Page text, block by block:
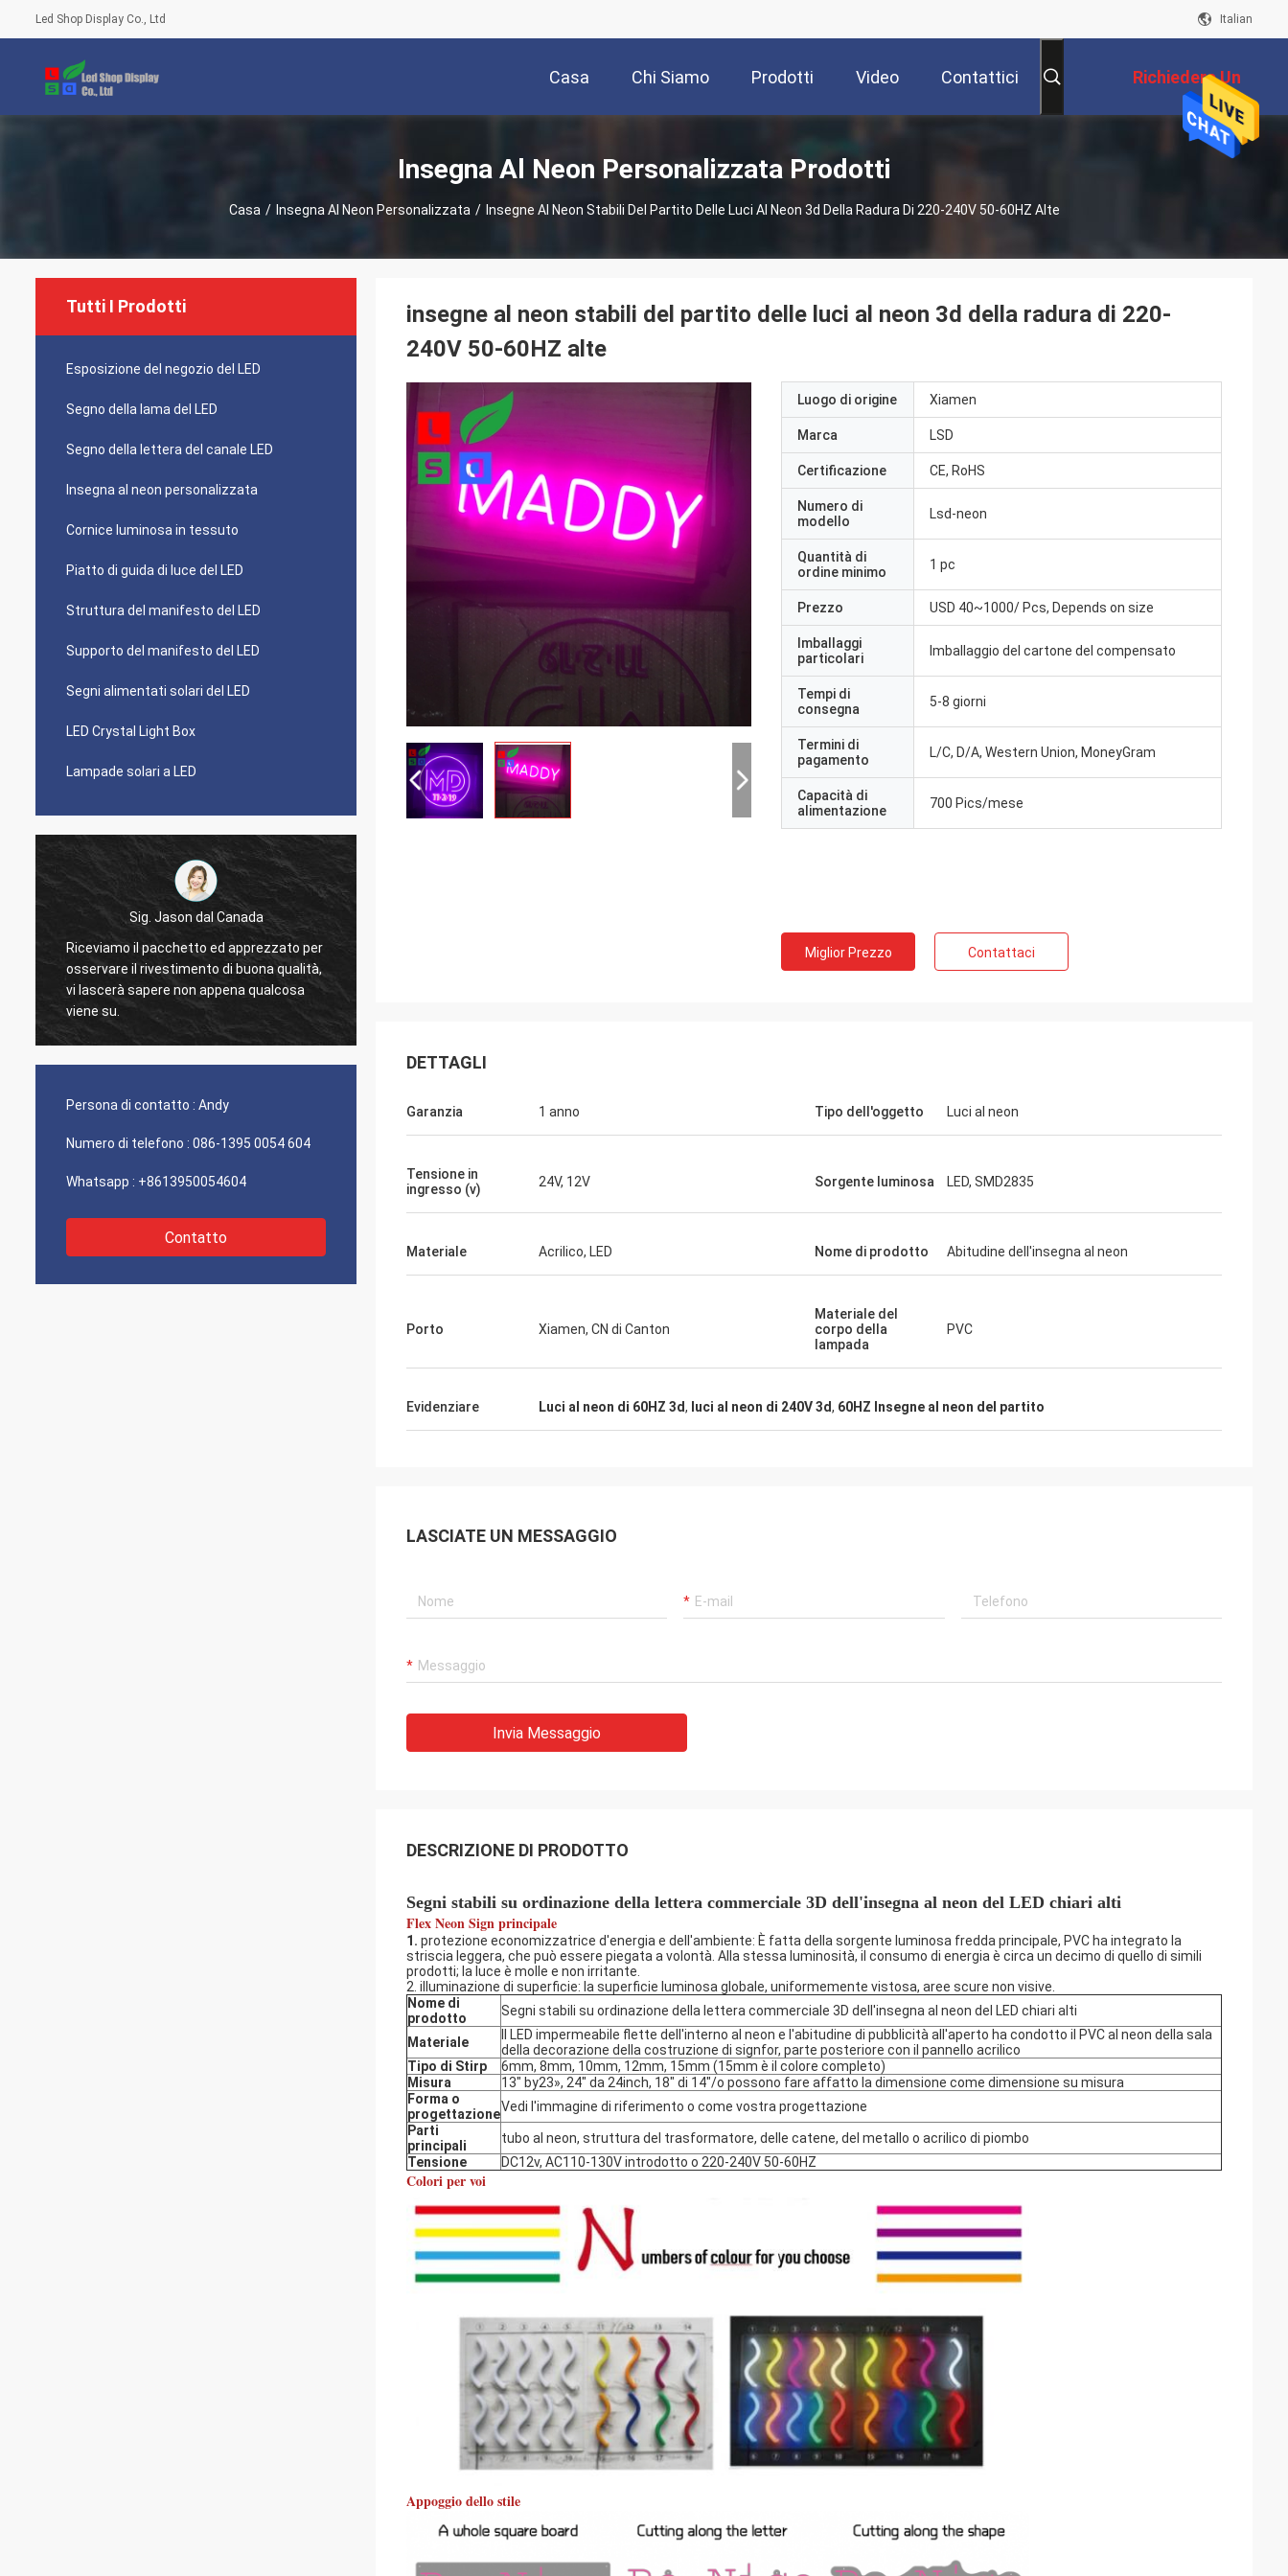
Led Shop Display Co., Ltd Italian
Casa Chi Siamo Prodotti Video Contattici Richiedere Un
Preventivo
Insegna Al Neon Personalizzata Prodotti
Casa / Insegna Al Neon Personalizzata / Insegne Al Neon Stabili Del Partito Delle Luci Al Neon 3d Della Radura Di 220-240V 50-60HZ Alte
Tutti I Prodotti
Esposizione del negozio del LED
Segno della lama del LED
Segno della lettera del canale LED
Insegna al neon personalizzata
Cornice luminosa in tessuto
Piatto di guida di luce del LED
Struttura del manifesto del LED
Supporto del manifesto del LED
Segni alimentati solari del LED
LED Crystal Light Box
Lampade solari a LED
Sig. Jason dal Canada
Riceviamo il pacchetto ed apprezzato per
osservare il rivestimento di buona qualità,
vi lascerà sapere non appena qualcosa
viene su.
Ms.Natalie dall'Australia
Abbiamo ricevuto le insegne al neon e le
Persona di contatto : Andy
Numero di telefono : 086-1395 0054 604
Whatsapp : +8613950054604
Contatto
insegne al neon stabili del partito delle luci al neon 3d della radura di 220-
240V 50-60HZ alte
Luogo di origine Xiamen
Marca LSD
Certificazione CE, RoHS
Numero di
modello
Lsd-neon
Quantità di
ordine minimo
1 pc
Prezzo USD 40~1000/ Pcs, Depends on size
Imballaggi
particolari
Imballaggio del cartone del compensato
Tempi di
consegna
5-8 giorni
Termini di
pagamento
L/C, D/A, Western Union, MoneyGram
Capacità di
alimentazione
700 Pics/mese
Miglior Prezzo Contattaci
DETTAGLI
Garanzia 1 anno Tipo dell'oggetto Luci al neon
Tensione in
ingresso (v)
24V, 12V Sorgente luminosa LED, SMD2835
Materiale Acrilico, LED Nome di prodotto Abitudine dell'insegna al neon
Porto Xiamen, CN di Canton
Materiale del
corpo della
lampada
PVC
Evidenziare Luci al neon di 60HZ 3d, luci al neon di 240V 3d, 60HZ Insegne al neon del partito
LASCIATE UN MESSAGGIO
Invia Messaggio
DESCRIZIONE DI PRODOTTO
Segni stabili su ordinazione della lettera commerciale 3D dell'insegna al neon del LED chiari alti
Flex Neon Sign principale
1. protezione economizzatrice d'energia e dell'ambiente: È fatta della sorgente luminosa fredda principale, PVC ha integrato la
striscia leggera, che può essere piegata a volontà. Alla stessa luminosità, il consumo di energia è circa un decimo di quello di simili
prodotti; la luce è molle e non irritante.
2. illuminazione di superficie: la superficie luminosa globale, uniformemente vistosa, aree scure non visive.
Nome di
prodotto
Segni stabili su ordinazione della lettera commerciale 3D dell'insegna al neon del LED chiari alti
Materiale
Il LED impermeabile flette dell'interno al neon e l'abitudine di pubblicità all'aperto ha condotto il PVC al neon della sala
della decorazione della costruzione di signfor, parte posteriore con il pannello acrilico
Tipo di Stirp
6mm, 8mm, 10mm, 12mm, 15mm (15mm è il colore completo)
Misura
13" by23», 24" da 24inch, 18" di 14"/o possono fare affatto la dimensione come dimensione su misura
Forma o
progettazioneVedi l'immagine di riferimento o come vostra progettazione
Parti
principali
tubo al neon, struttura del trasformatore, delle catene, del metallo o acrilico di piombo
Tensione
DC12v, AC110-130V introdotto o 220-240V 50-60HZ
Colori per voi
Appoggio dello stile